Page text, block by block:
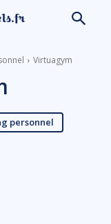
Virtuagym
personnel